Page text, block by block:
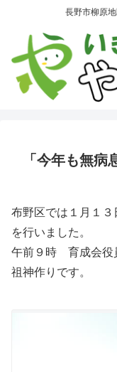
長野市柳原
「今年も無病
布野区では１月１３
を行いました。
午前９時 育成会役
祖神作りです。